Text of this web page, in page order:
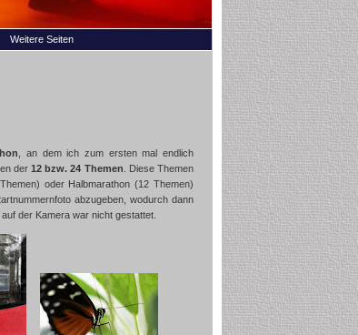
Weitere Seiten
, an dem ich zum ersten mal endlich
der12 bzw. 24 Themen . Diese Themen
oder Halbmarathon (12 Themen)
abzugeben, wodurch dann
der Kamera war nicht gestattet.